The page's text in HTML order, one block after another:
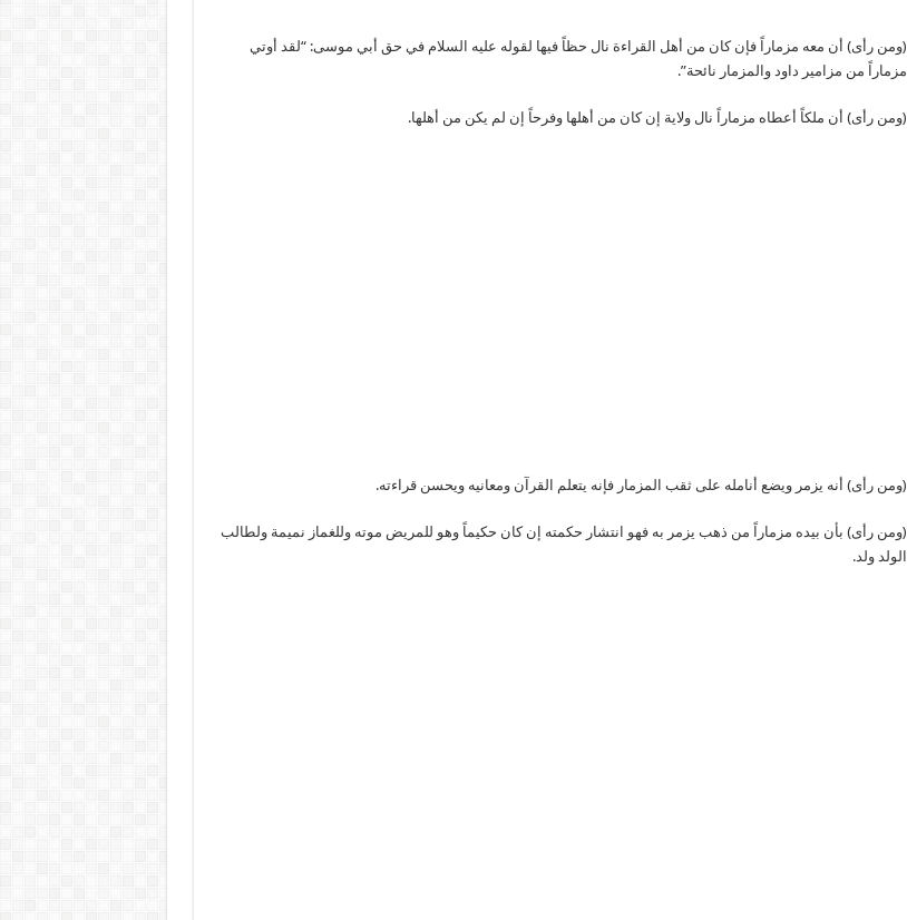
(ومن رأى) أن معه مزماراً فإن كان من أهل القراءة نال حظاً فيها لقوله عليه السلام في حق أبي موسى: “لقد أوتي
مزماراً من مزامير داود والمزمار نائحة”.
(ومن رأى) أن ملكاً أعطاه مزماراً نال ولاية إن كان من أهلها وفرحاً إن لم يكن من أهلها.
(ومن رأى) أنه يزمر ويضع أنامله على ثقب المزمار فإنه يتعلم القرآن ومعانيه ويحسن قراءته.
(ومن رأى) بأن بيده مزماراً من ذهب يزمر به فهو انتشار حكمته إن كان حكيماً وهو للمريض موته وللغماز نميمة ولطالب
الولد ولد.